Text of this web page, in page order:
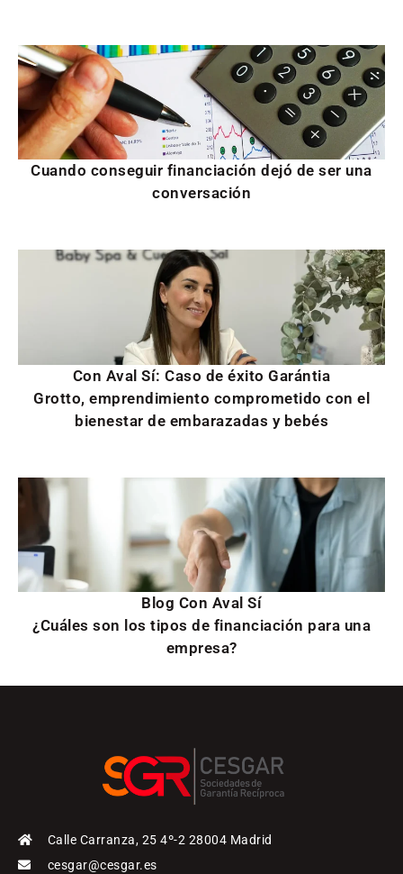
Cuando conseguir financiación dejó de ser una
conversación
Con Aval Sí: Caso de éxito Garántia
Grotto, emprendimiento comprometido con el
bienestar de embarazadas y bebés
Blog Con Aval Sí
¿Cuáles son los tipos de financiación para una
empresa?
Calle Carranza, 25 4º-2 28004 Madrid
cesgar@cesgar.es